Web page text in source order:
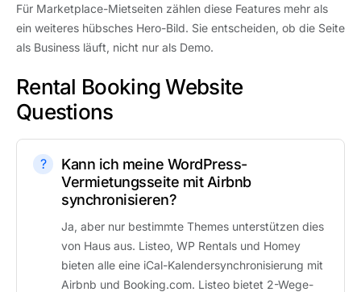
Für Marketplace-Mietseiten zählen diese Features mehr als
ein weiteres hübsches Hero-Bild. Sie entscheiden, ob die Seite
als Business läuft, nicht nur als Demo.
Rental Booking Website
Questions
Kann ich meine WordPress-
Vermietungsseite mit Airbnb
synchronisieren?
Ja, aber nur bestimmte Themes unterstützen dies
von Haus aus. Listeo, WP Rentals und Homey
bieten alle eine iCal-Kalendersynchronisierung mit
Airbnb und Booking.com. Listeo bietet 2-Wege-